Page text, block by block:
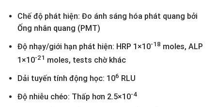
Chế độ phát hiện: Đo ánh sáng hóa phát quang bởi
Ống nhân quang (PMT)
Độ nhạy/giới hạn phát hiện: HRP 1×10-18 moles, ALP
1×10-21 moles, tests chờ khác
Dải tuyến tính động học: 106 RLU
Độ nhiễu chéo: Thấp hơn 2.5×10-4